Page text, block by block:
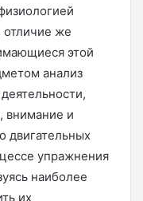
отличие же
этой
анализ
внимание и
двигательных
упражнения
наиболее
их